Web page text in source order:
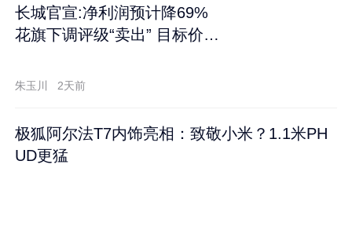
长城官宣:净利润预计降69%
花旗下调评级“卖出” 目标价再
朱玉川 2天前
极狐阿尔法T7内饰亮相：致敬小米？1.1米PH
UD更猛